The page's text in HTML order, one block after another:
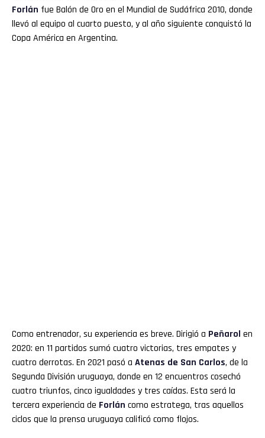
Forlán fue Balón de Oro en el Mundial de Sudáfrica 2010, donde
llevó al equipo al cuarto puesto, y al año siguiente conquistó la
Copa América en Argentina.
Como entrenador, su experiencia es breve. Dirigió a Peñarol en
2020: en 11 partidos sumó cuatro victorias, tres empates y
cuatro derrotas. En 2021 pasó a Atenas de San Carlos, de la
Segunda División uruguaya, donde en 12 encuentros cosechó
cuatro triunfos, cinco igualdades y tres caídas. Esta será la
tercera experiencia de Forlán como estratega, tras aquellos
ciclos que la prensa uruguaya calificó como flojos.